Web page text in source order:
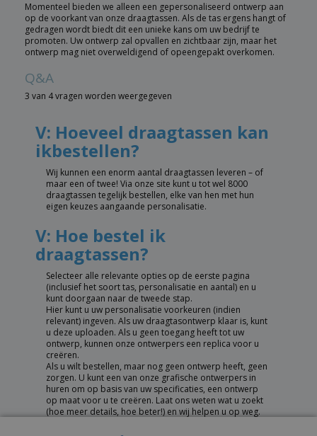
Momenteel bieden we alleen een gepersonaliseerd ontwerp aan
op de voorkant van onze draagtassen. Als de tas ergens hangt of
gedragen wordt biedt dit een unieke kans om uw bedrijf te
promoten. Uw ontwerp zal opvallen en zichtbaar zijn, maar het
ontwerp mag niet overweldigend of opeengepakt overkomen.
Q&A
3 van 4 vragen worden weergegeven
V: Hoeveel draagtassen kan
ikbestellen?
Wij kunnen een enorm aantal draagtassen leveren – of
maar een of twee! Via onze site kunt u tot wel 8000
draagtassen tegelijk bestellen, elke van hen met hun
eigen keuzes aangaande personalisatie.
V: Hoe bestel ik
draagtassen?
Selecteer alle relevante opties op de eerste pagina
(inclusief het soort tas, personalisatie en aantal) en u
kunt doorgaan naar de tweede stap.
Hier kunt u uw personalisatie voorkeuren (indien
relevant) ingeven. Als uw draagtasontwerp klaar is, kunt
u deze uploaden. Als u geen toegang heeft tot uw
ontwerp, kunnen onze ontwerpers een replica voor u
creëren.
Als u wilt bestellen, maar nog geen ontwerp heeft, geen
zorgen. U kunt een van onze grafische ontwerpers in
huren om op basis van uw specificaties, een ontwerp
op maat voor u te creëren. Laat ons weten wat u zoekt
(hoe meer details, hoe beter!) en wij helpen u op weg.